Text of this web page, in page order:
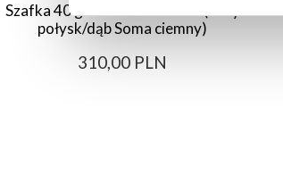
Szafka 40 górna lewa Bellona (biały
połysk/dąb Soma ciemny)
310,00 PLN